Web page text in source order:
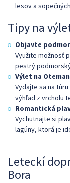
lesov a
Tipy na
Objavte
Využite možnosť
pestrý
Výlet na
Vydajte sa na
výhľad z vrcholu
Romantická
Vychutnajte si
lagúny, ktorá je
Leteckí
Bora